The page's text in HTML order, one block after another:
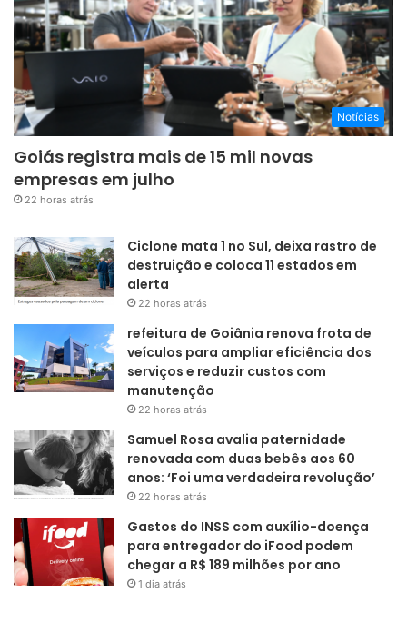
Notícias
Goiás registra mais de 15 mil novas
empresas em julho
22 horas atrás
Ciclone mata 1 no Sul, deixa rastro de
destruição e coloca 11 estados em
alerta
22 horas atrás
refeitura de Goiânia renova frota de
veículos para ampliar eficiência dos
serviços e reduzir custos com
manutenção
22 horas atrás
Samuel Rosa avalia paternidade
renovada com duas bebês aos 60
anos: ‘Foi uma verdadeira revolução’
22 horas atrás
Gastos do INSS com auxílio-doença
para entregador do iFood podem
chegar a R$ 189 milhões por ano
1 dia atrás